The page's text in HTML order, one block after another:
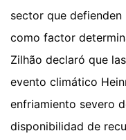
sector que
como factor
Zilhão declaró que
evento climático
enfriamiento severo
disponibilidad de